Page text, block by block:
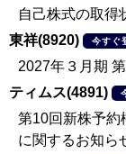
自己株式の取得
東祥(8920)
今すぐ
2027年３月期
ティムス(4891)
第10回新株予約
に関するお知ら